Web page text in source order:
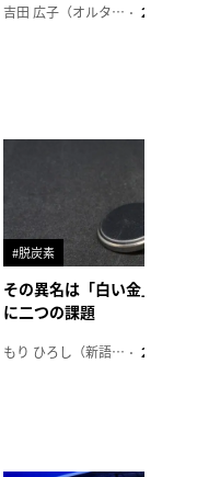
吉田 広子（オルタナ輪番編集長） 2026年6
#脱炭素
その異名は「白い金」、リ
に二つの課題
もり ひろし（新語ウォッチャー） 2023年7